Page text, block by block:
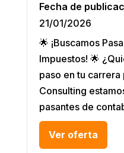
Fecha de
21/01/2026
🌟 ¡Buscamos
Impuestos! 🌟
paso en tu carrera
Consulting
pasantes de
Ver oferta